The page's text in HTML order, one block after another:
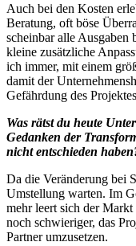
Auch bei den Kosten
Beratung, oft böse
scheinbar alle Ausgaben
kleine zusätzliche
ich immer, mit einem
damit der
Gefährdung des
Was rätst du heute
Gedanken der
nicht entschieden
Da die Veränderung bei
Umstellung warten. Im
mehr leert sich der
noch schwieriger, das
Partner umzusetzen.